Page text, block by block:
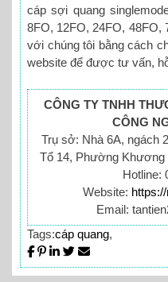
cáp sợi quang
8FO, 12FO, 24FO,
với chúng tôi bằng cách
website để được tư vấn,
CÔNG TY TNHH
CÔNG
Trụ sở: Nhà 6A, ngách
Tổ 14, Phường
Hotline:
Website:
Email:
Tags:cáp quang,